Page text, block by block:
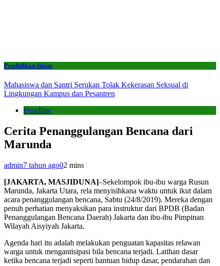
Pendidikan Islam
Mahasiswa dan Santri Serukan Tolak Kekerasan Seksual di
Lingkungan Kampus dan Pesantren
Headline
Cerita Penanggulangan Bencana dari
Marunda
admin7 tahun ago02 mins
[JAKARTA, MASJIDUNA]–Sekelompok ibu-ibu warga Rusun
Marunda, Jakarta Utara, rela menyisihkana waktu untuk ikut dalam
acara penanggulangan bencana, Sabtu (24/8/2019). Mereka dengan
penuh perhatian menyaksikan para instruktur dari BPDB (Badan
Penanggulangan Bencana Daerah) Jakarta dan ibu-ibu Pimpinan
Wilayah Aisyiyah Jakarta.
Agenda hari itu adalah melakukan penguatan kapasitas relawan
warga untuk mengantisipasi bila bencana terjadi. Latihan dasar
ketika bencana terjadi seperti bantuan hidup dasar, pendarahan dan